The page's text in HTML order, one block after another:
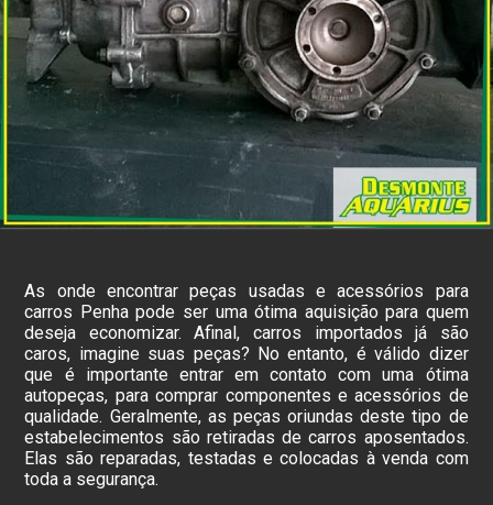
As onde encontrar peças usadas e acessórios para
carros Penha pode ser uma ótima aquisição para quem
deseja economizar. Afinal, carros importados já são
caros, imagine suas peças? No entanto, é válido dizer
que é importante entrar em contato com uma ótima
autopeças, para comprar componentes e acessórios de
qualidade. Geralmente, as peças oriundas deste tipo de
estabelecimentos são retiradas de carros aposentados.
Elas são reparadas, testadas e colocadas à venda com
toda a segurança.